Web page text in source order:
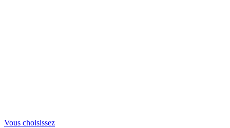
Vous choisissez